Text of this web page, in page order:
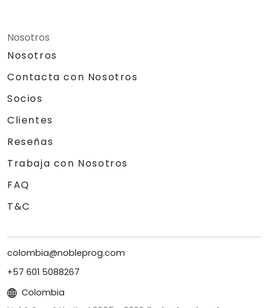
Nosotros
Nosotros
Contacta con Nosotros
Socios
Clientes
Reseñas
Trabaja con Nosotros
FAQ
T&C
colombia@nobleprog.com
+57 601 5088267
Colombia